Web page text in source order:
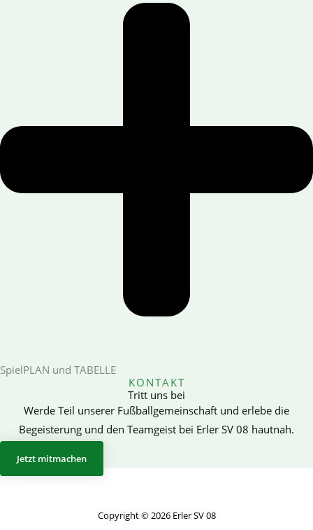
SpielPLAN und TABELLE
KONTAKT
Tritt uns bei
Werde Teil unserer Fußballgemeinschaft und erlebe die
Begeisterung und den Teamgeist bei Erler SV 08 hautnah.
Jetzt mitmachen
Copyright © 2026 Erler SV 08